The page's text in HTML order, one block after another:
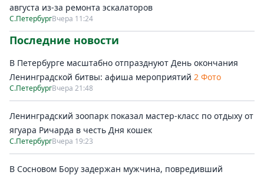
августа из-за ремонта эскалаторов
С.ПетербургВчера 11:24
Последние новости
В Петербурге масштабно отпразднуют День окончания
Ленинградской битвы: афиша мероприятий 2 Фото
С.ПетербургВчера 21:48
Ленинградский зоопарк показал мастер-класс по отдыху от
ягуара Ричарда в честь Дня кошек
С.ПетербургВчера 19:23
В Сосновом Бору задержан мужчина, повредивший